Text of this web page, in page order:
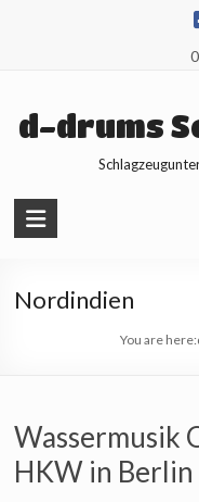
d-drums
Nordindien
You are here:
Wassermusik
HKW in Berlin